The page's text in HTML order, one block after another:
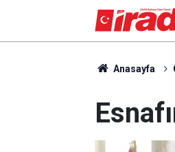
Anasayfa